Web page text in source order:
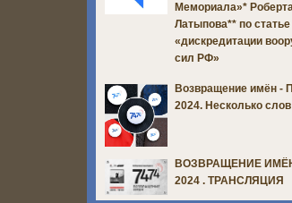
Мемориала»*
Латыпова** по статье
«дискредитации
сил РФ»
Возвращение имён -
2024. Несколько слов
ВОЗВРАЩЕНИЕ
2024 . ТРАНСЛЯЦИЯ